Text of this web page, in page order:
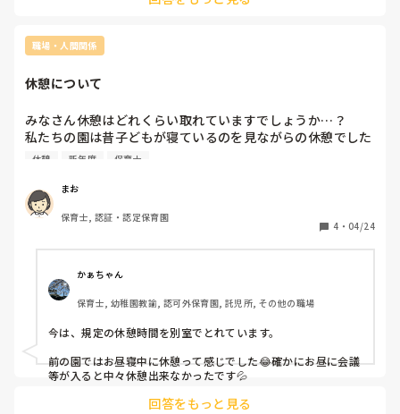
職場・人間関係
休憩について
みなさん休憩はどれくらい取れていますでしょうか…？
私たちの園は昔子どもが寝ているのを見ながらの休憩でした
😭今は変わりましたが、やはり会議などがあると休憩できな
休憩 新年度 保育士
まお
保育士, 認証・認定保育園
4 ・ 04/24
かぁちゃん
保育士, 幼稚園教諭, 認可外保育園, 託児所, その他の職場
今は、規定の休憩時間を別室でとれています。
前の園ではお昼寝中に休憩って感じでした😂確かにお昼に会議
等が入ると中々休憩出来なかったです💦
回答をもっと見る